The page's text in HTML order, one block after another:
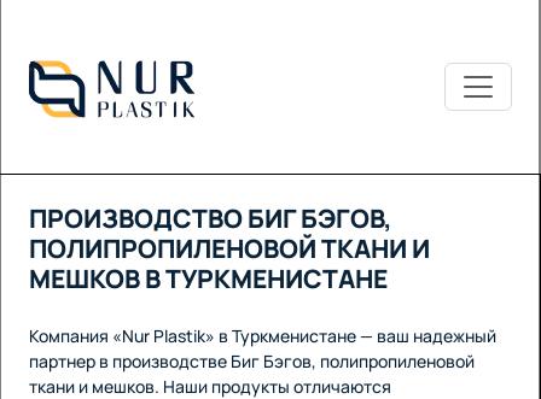
ПРОИЗВОДСТВО БИГ БЭГОВ,
ПОЛИПРОПИЛЕНОВОЙ ТКАНИ И
МЕШКОВ В ТУРКМЕНИСТАНЕ
Компания «Nur Plastik» в Туркменистане — ваш надежный
партнер в производстве Биг Бэгов, полипропиленовой
ткани и мешков. Наши продукты отличаются